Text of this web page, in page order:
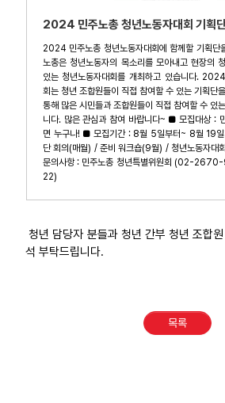
2024 민주노총 청년노동자대회 기획
2024 민주노총 청년노동자대회에 함께할 기획단
노총은 청년노동자의 목소리를 모아내고 현장의
있는 청년노동자대회를 개최하고 있습니다.
회는 청년 조합원들이 직접 참여할 수 있는 기획단
통해 많은 시민들과 조합원들이 직접 참여할 수 있
니다. 많은 관심과 참여 바랍니다~ ■ 모집대상 :
면 누구나! ■ 모집기간 : 8월 5일부터~ 8월 19
단 회의(매월) / 준비 워크숍(9월) / 청년노동자
문의사항 : 민주노총 청년특별위원회 (02-
22)
청년 담당자 분들과 청년 간부 청년 조합
석 부탁드립니다.
목록